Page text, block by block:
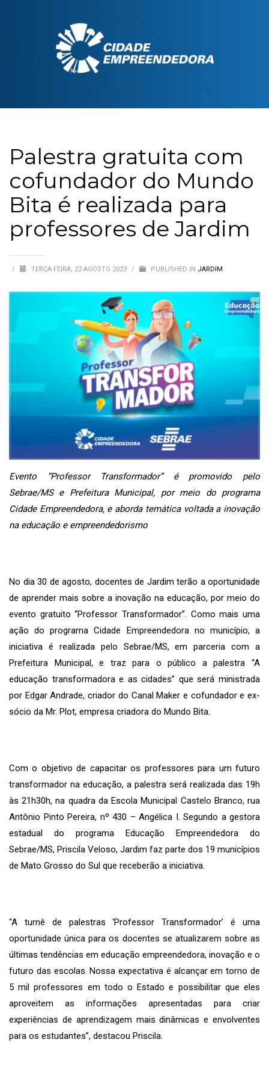
Palestra gratuita com
cofundador do Mundo
Bita é realizada para
professores de Jardim
/ TERÇA-FEIRA, 22 AGOSTO 2023 / PUBLISHED IN JARDIM
Evento “Professor Transformador” é promovido pelo
Sebrae/MS e Prefeitura Municipal, por meio do programa
Cidade Empreendedora, e aborda temática voltada a inovação
na educação e empreendedorismo
No dia 30 de agosto, docentes de Jardim terão a oportunidade
de aprender mais sobre a inovação na educação, por meio do
evento gratuito “Professor Transformador”. Como mais uma
ação do programa Cidade Empreendedora no município, a
iniciativa é realizada pelo Sebrae/MS, em parceria com a
Prefeitura Municipal, e traz para o público a palestra “A
educação transformadora e as cidades” que será ministrada
por Edgar Andrade, criador do Canal Maker e cofundador e ex-
sócio da Mr. Plot, empresa criadora do Mundo Bita.
Com o objetivo de capacitar os professores para um futuro
transformador na educação, a palestra será realizada das 19h
às 21h30h, na quadra da Escola Municipal Castelo Branco, rua
Antônio Pinto Pereira, nº 430 – Angélica I. Segundo a gestora
estadual do programa Educação Empreendedora do
Sebrae/MS, Priscila Veloso, Jardim faz parte dos 19 municípios
de Mato Grosso do Sul que receberão a iniciativa.
“A turnê de palestras ‘Professor Transformador’ é uma
oportunidade única para os docentes se atualizarem sobre as
últimas tendências em educação empreendedora, inovação e o
futuro das escolas. Nossa expectativa é alcançar em torno de
5 mil professores em todo o Estado e possibilitar que eles
aproveitem as informações apresentadas para criar
experiências de aprendizagem mais dinâmicas e envolventes
para os estudantes”, destacou Priscila.